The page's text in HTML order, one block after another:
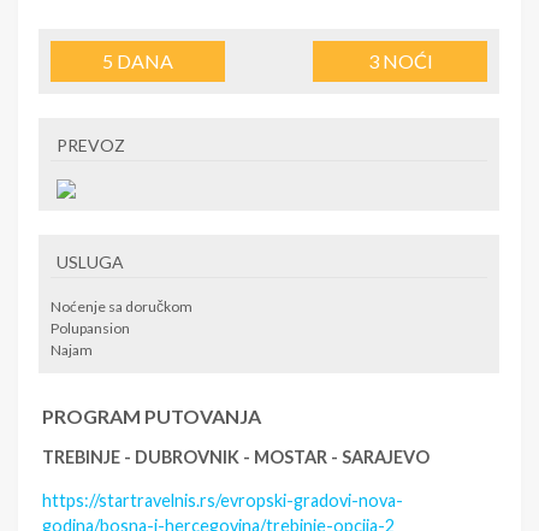
5 DANA 3NOĆI
PREVOZ
USLUGA
Noćenje sa doručkom
Polupansion
Najam
PROGRAM PUTOVANJA
TREBINJE - DUBROVNIK - MOSTAR - SARAJEVO
https://startravelnis.rs/evropski-gradovi-nova-
godina/bosna-i-hercegovina/trebinje-opcija-2